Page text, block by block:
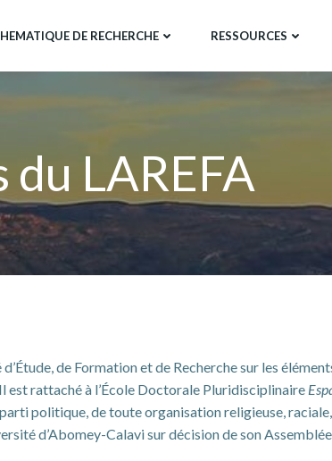
DE RECHERCHE RESSOURCES
LAREFA
de Formation et de Recherche sur les
est rattaché à l’École Doctorale Pluridisciplinaire
politique, de toute organisation religieuse,
d’Abomey-Calavi sur décision de son